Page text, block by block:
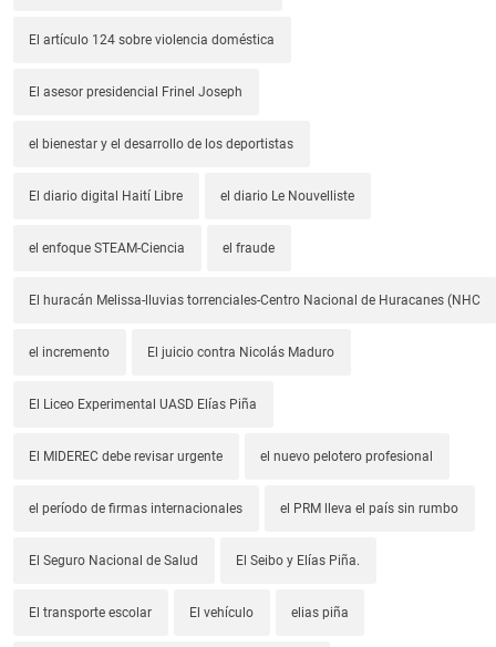
El artículo 124 sobre violencia doméstica
El asesor presidencial Frinel Joseph
el bienestar y el desarrollo de los deportistas
El diario digital Haití Libre el diario Le Nouvelliste
el enfoque STEAM-Ciencia el fraude
El huracán Melissa-lluvias torrenciales-Centro Nacional de Huracanes (NHC
el incremento El juicio contra Nicolás Maduro
El Liceo Experimental UASD Elías Piña
El MIDEREC debe revisar urgente el nuevo pelotero profesional
el período de firmas internacionales el PRM lleva el país sin rumbo
El Seguro Nacional de Salud El Seibo y Elías Piña.
El transporte escolar El vehículo elias piña